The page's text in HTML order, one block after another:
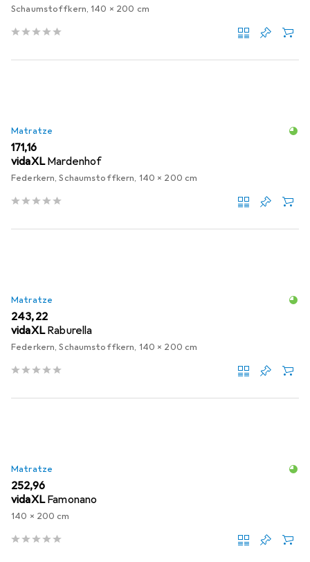
Schaumstoffkern, 140 x 200 cm
Matratze
EUR
171,16
vidaXL Mardenhof
Federkern, Schaumstoffkern, 140 x 200 cm
Matratze
EUR
243,22
vidaXL Raburella
Federkern, Schaumstoffkern, 140 x 200 cm
Matratze
EUR
252,96
vidaXL Famonano
140 x 200 cm